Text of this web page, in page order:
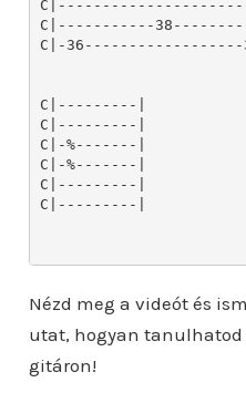
Nézd meg a videót és
utat, hogyan
gitáron!